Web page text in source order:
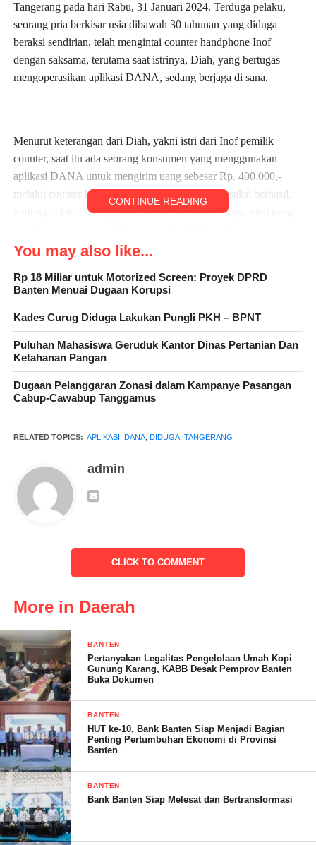
Tangerang pada hari Rabu, 31 Januari 2024. Terduga pelaku,
seorang pria berkisar usia dibawah 30 tahunan yang diduga
beraksi sendirian, telah mengintai counter handphone Inof
dengan saksama, terutama saat istrinya, Diah, yang bertugas
mengoperasikan aplikasi DANA, sedang berjaga di sana.
Menurut keterangan dari Diah, yakni istri dari Inof pemilik
counter, saat itu ada seorang konsumen yang menggunakan
aplikasi DANA untuk mengirim uang sebesar Rp. 400.000,-
melalui counter handphone tersebut. Setelah transaksi berhasil,
terduga pelaku mengajukan permintaan untuk mengambil uang
diparkirkan di depan counter. Sebagai jaminan, terduga pelaku
untuk segera kembali.
Namun, ketika Inof dan Diah berharap agar terduga pelaku akan
kembali untuk membayar dan mengambil kembali handphone
yang ditinggalkannya, nyatanya dia langsung melarikan diri
dengan menancap gas. Tindakan tersebut membuat Inof dan
yang ditinggalkan terduga pelaku juga bermasalah, seperti layar
Inof dan Diah berharap agar terduga pelaku memiliki itikad baik
untuk mengembalikan handphone yang ditinggalkannya serta
membayar dana sebesar Rp. 400.000,- yang telah masuk.
Mereka berharap tindakan ini bisa dilakukan dalam waktu dekat
untuk menghindari langkah hukum yang mungkin akan mereka
tempuh jika terduga pelaku tidak kooperatif.
CONTINUE READING
You may also like...
Rp 18 Miliar untuk Motorized Screen: Proyek DPRD
Banten Menuai Dugaan Korupsi
Kades Curug Diduga Lakukan Pungli PKH – BPNT
Puluhan Mahasiswa Geruduk Kantor Dinas Pertanian Dan
Ketahanan Pangan
Dugaan Pelanggaran Zonasi dalam Kampanye Pasangan
Cabup-Cawabup Tanggamus
RELATED TOPICS: APLIKASI DANA, DIDUGA, TANGERANG
admin
CLICK TO COMMENT
More in Daerah
BANTEN
Pertanyakan Legalitas Pengelolaan Umah Kopi
Gunung Karang, KABB Desak Pemprov Banten
Buka Dokumen
BANTEN
HUT ke-10, Bank Banten Siap Menjadi Bagian
Penting Pertumbuhan Ekonomi di Provinsi
Banten
BANTEN
Bank Banten Siap Melesat dan Bertransformasi